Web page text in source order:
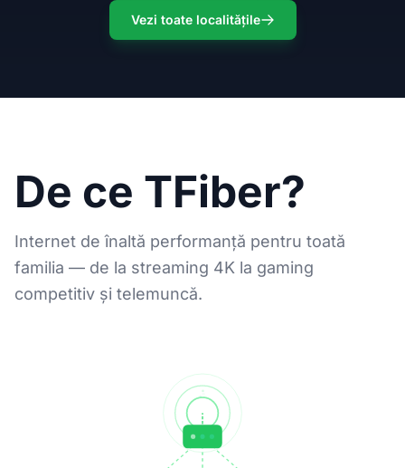
Vezi toate localitățile
De ce TFiber?
Internet de înaltă performanță pentru toată
familia — de la streaming 4K la gaming
competitiv și telemuncă.